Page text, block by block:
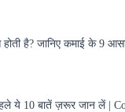
है? जानिए कमाई के 9
ये 10 बातें ज़रूर जान लें |